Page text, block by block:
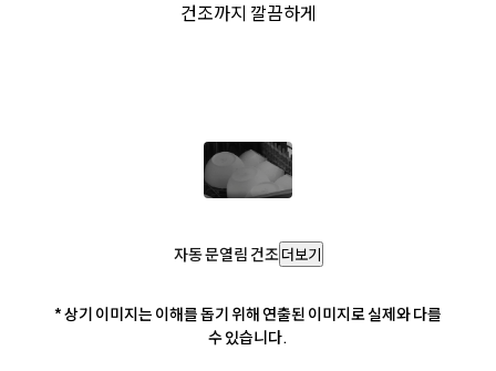
건조까지 깔끔하게
자동 문열림 건조 더보기
* 상기 이미지는 이해를 돕기 위해 연출된 이미지로 실제와 다를
수 있습니다.